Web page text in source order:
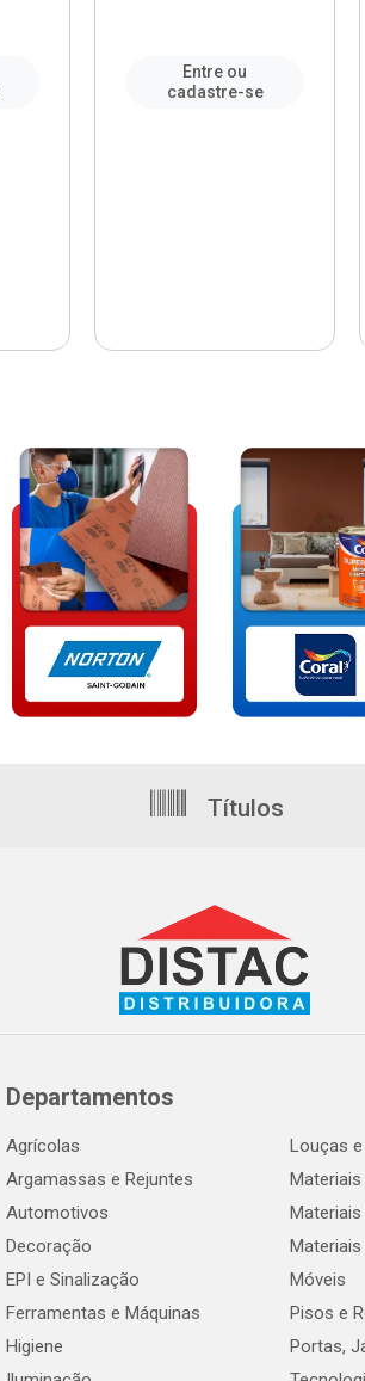
Entre ou
cadastre-se
Títulos
Departamentos
Agrícolas
Argamassas e Rejuntes
Automotivos
Decoração
EPI e Sinalização
Ferramentas e Máquinas
Higiene
Louças
Móveis
Pisos e
Portas,